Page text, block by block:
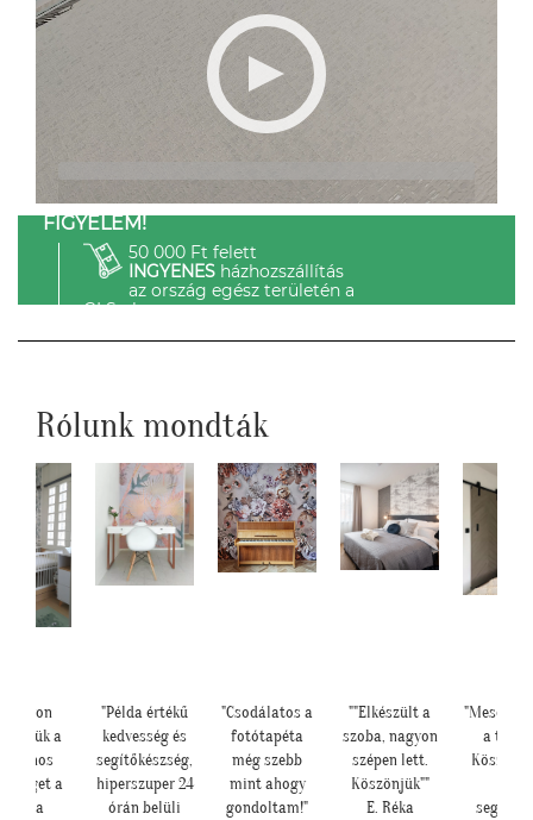
FIGYELEM!
50 000 Ft felett
INGYENESházhozszállítás
az ország egész területén a
GLS-el.
Rólunk mondták
a
a
tapéta
"Példa értékű
kedvesség és
segítőkészség,
hiperszuper 24
órán belüli
"Csodálatos a
fotótapéta
még szebb
mint ahogy
gondoltam!"
""Elkészült a
szoba, nagyon
szépen lett.
Köszönjük""
E. Réka
a